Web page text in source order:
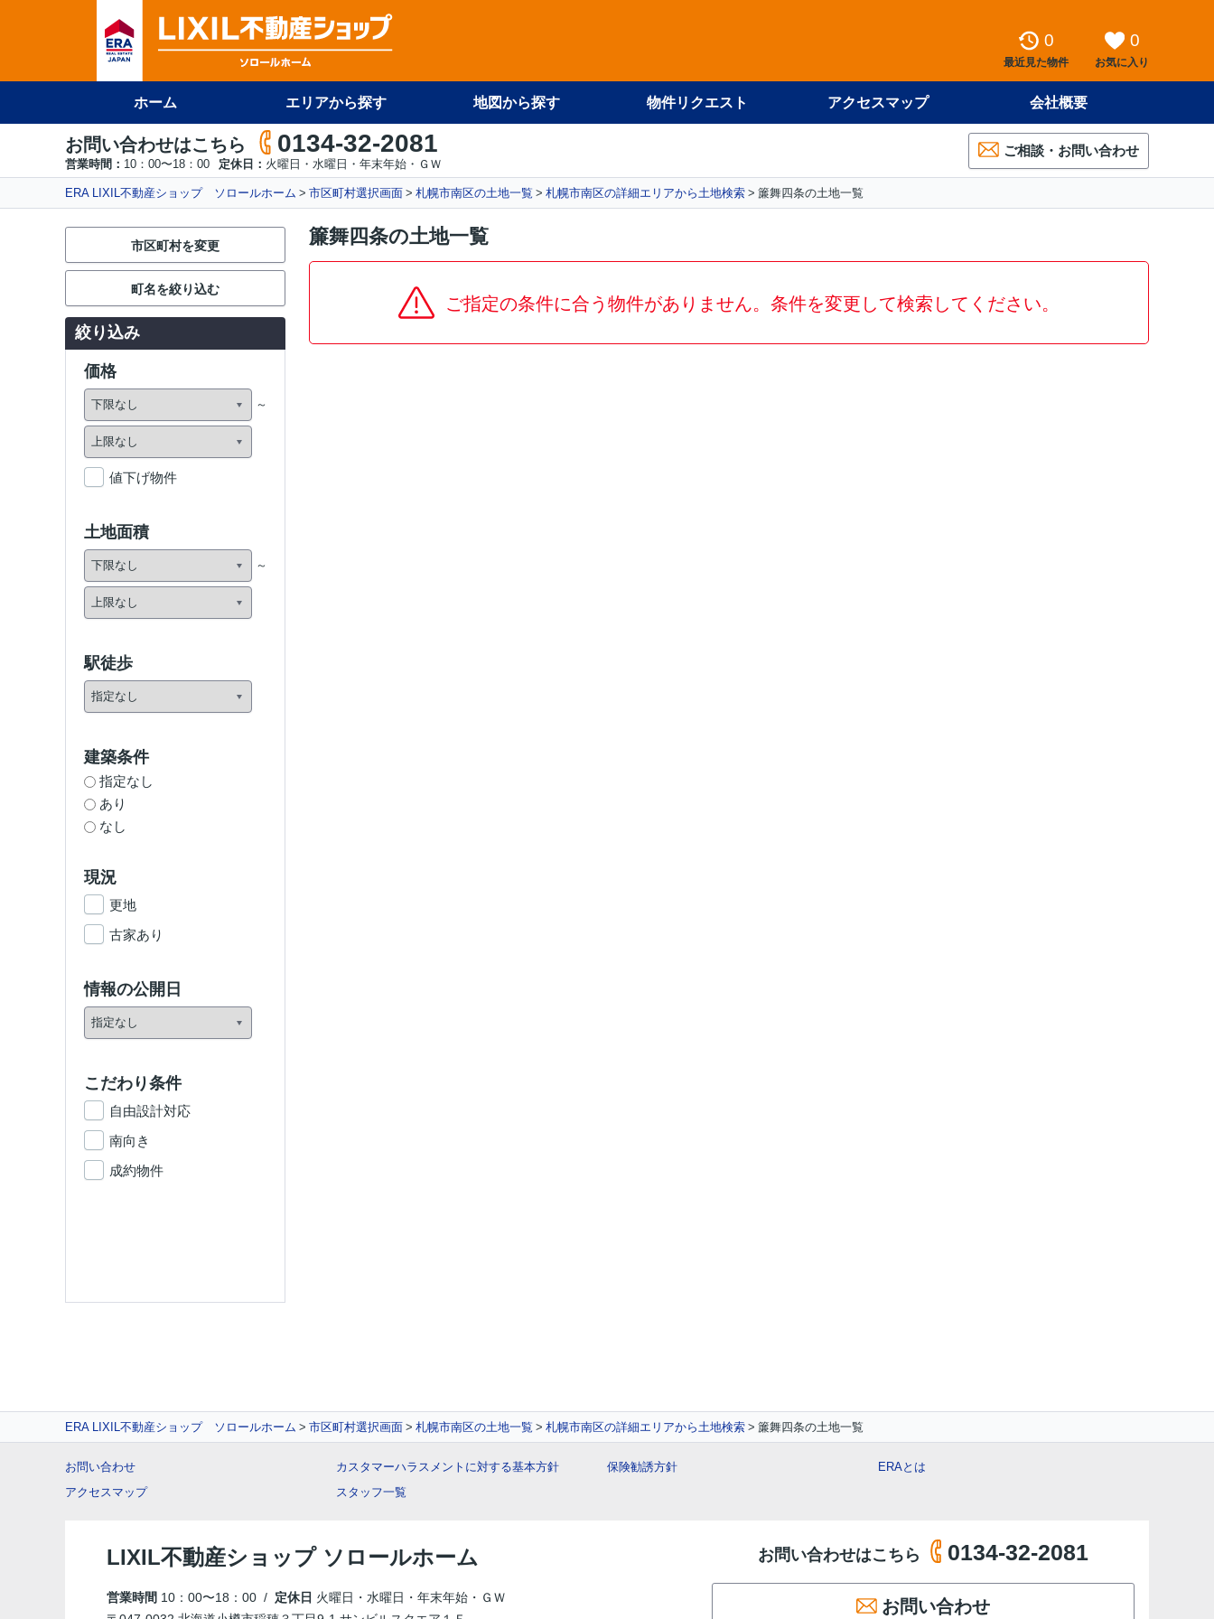
0
最近見た物件
0
お気に入り
ホーム エリアから探す 地図から探す 物件リクエスト アクセスマップ 会社概要
お問い合わせはこちら 0134-32-2081
営業時間： 10：00〜18：00 定休日： 火曜日・水曜日・年末年始・ＧＷ
ご相談・お問い合わせ
ERA LIXIL不動産ショップ ソロールホーム 市区町村選択画面 札幌市南区の土地一覧 札幌市南区の詳細エリアから土地検索 簾舞四条の土地一覧
簾舞四条の土地一覧
ご指定の条件に合う物件がありません。条件を変更して検索してください。
市区町村を変更
町名を絞り込む
絞り込み
価格
値下げ物件
土地面積
駅徒歩
建築条件
指定なし
あり
なし
現況
更地
古家あり
情報の公開日
こだわり条件
自由設計対応
南向き
成約物件
ERA LIXIL不動産ショップ ソロールホーム 市区町村選択画面 札幌市南区の土地一覧 札幌市南区の詳細エリアから土地検索 簾舞四条の土地一覧
お問い合わせ
アクセスマップ
カスタマーハラスメントに対する基本方針
スタッフ一覧
保険勧誘方針 ERAとは
LIXIL不動産ショップ ソロールホーム
営業時間 10：00〜18：00 / 定休日 火曜日・水曜日・年末年始・ＧＷ
お問い合わせはこちら 0134-32-2081
お問い合わせ